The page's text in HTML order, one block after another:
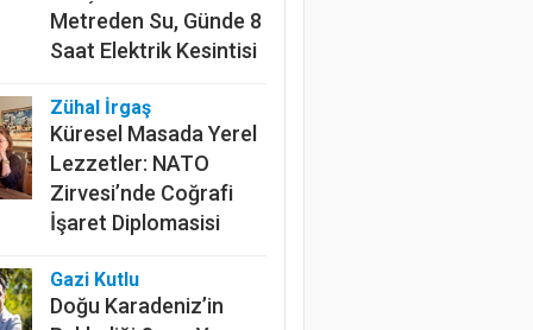
Büyükşehir'den arıcılara 186 bin
Metreden Su, Günde 8
Saat Elektrik Kesintisi
Zühal İrgaş
Küresel Masada Yerel
Lezzetler: NATO
Zirvesi’nde Coğrafi
İşaret Diplomasisi
Gazi Kutlu
Doğu Karadeniz’in